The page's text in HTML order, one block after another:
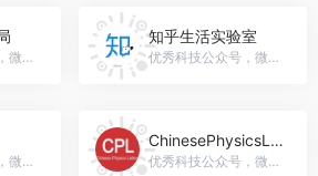
优秀科技公众号，微信号：Meetoll
知乎生活实验室
优秀科技公众号，微信号：zhihu_live
优秀科技公众号，微信号：JZ_doctor
ChinesePhysicsLetters
优秀科技公众号，微信号：gh_52004f148a85